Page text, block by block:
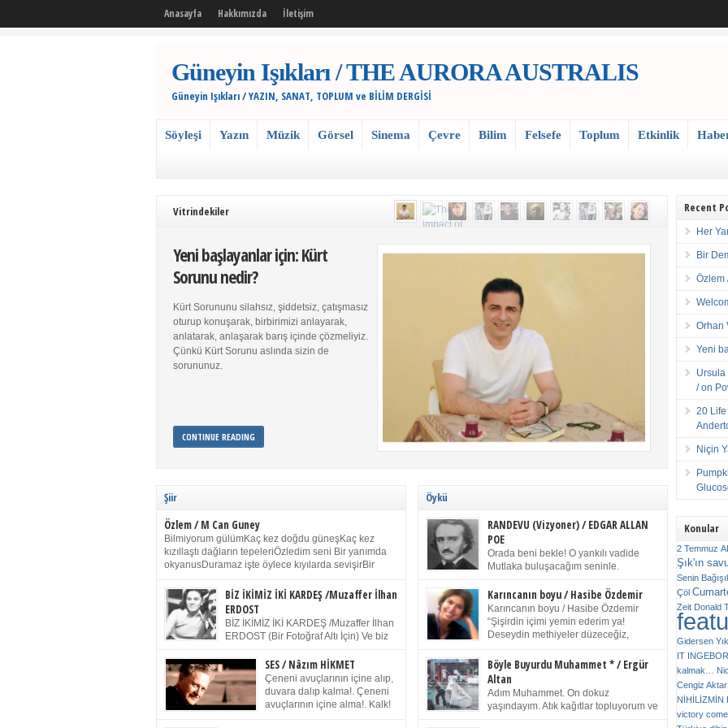
Anasayfa Hakkımızda İletişim
Güneyin Işıkları / THE AURORA AUSTRALIS
Güneyin Işıkları / YAZIN, SANAT, TOPLUM ve BİLİM DERGİSİ
Söyleşi Yazın Müzik Görsel Sinema Çevre Bilim Felsefe Toplum Etkinlik
Vitrindekiler
Yeni başlayanlar için: Kürt
Sorunu nedir?
Kürt Sorununu silahsız, şiddetsiz, çatışmasız
oturup konuşarak, birbirimizi anlayarak,
anlatarak, anlaşarak barış içinde çözmeliyiz.
Çünkü Kürt Sorunu aslında sizin de
sorununuz.
CONTINUE READING
Şiir
Özlem / M Can Guney
Bilmiyorum gülümKaç kez doğdu güneşKaç kez
kızıllaştı dağların tepeleriÖzledim seni Bir yanımda
okyanusDuramaz işte öylece kıyılarda sevişirBir
dururSokulur yalnızlığıma kokun olur Gözlerim bir
buruk gülümsemeDudağımda buğusu
öpüşlerinGeceler boyuÖzledim seni 2004 Haziran
Sydney / Toplumsal Kaynak / Memduh Güney
BİZ İKİMİZ İKİ KARDEŞ /Muzaffer İlhan
ERDOST
BİZ İKİMİZ İKİ KARDEŞ /Muzaffer İlhan
ERDOST (Bir Fotoğraf Altı İçin) Ve biz
Duracağız Fotoğrafımızda durduğumuz gibi Benim
ellerimde kelepçe Yüzümde yapay bir gülüş
(Kelepçeyi yadırgamanın gülüşü belki İlk kez olduğu
için Sonra alıştım Ve unuttum sonra kelepçeyi
SES / Nâzım HİKMET
Çeneni avuçlarının içine alıp,
duvara dalıp kalma!. Çeneni
avuçlarının içine alma!. Kalk!
Öykü
RANDEVU (Vizyoner) / EDGAR ALLAN
POE
Orada beni bekle! O yankılı vadide
Mutlaka buluşacağım seninle.
karısının ölümü üstüne yazdığı ağıt.) Talihsiz ve
gizemli adam! – Sen ki kendi hayal gücünün
parlaklığıyla afalladın, gençliğinin alevleri arasına
düştün! Hayalimde seni tekrar görüyorum! Bir kez
olduğun gibi değil soğuk vadide ve gölgelerin […]
Karıncanın boyu / Hasibe Özdemir
Karıncanın boyu / Hasibe Özdemir
“Şişirdin içimi yemin ederim ya!
Deseydin methiyeler düzeceğiz,
titriyor. “Sana gel demedim kızım.” diyorum sakince.
“Takıldın peşime madem, ne duyarsan
katlanacaksın.” Bir sigara yakıyor. Başını yana yatırıp,
bezmiş annelerin yılgın bakışıyla süzüyor beni.
Kaşlarımı kaldırıp ona bakıyorum ben de. Pes ediyor.
Böyle Buyurdu Muhammet * / Ergür
Altan
Adım Muhammet. On dokuz
yaşındayım. Atık kağıtlar topluyorum ve
Recent
Her
Bir
Özlem
Orhan
Yeni
Ursula
/ on
20
Niçin
Konular
2 Temmuz
Şık'ın
Senin
Çöl
Zeit Donald
Gidersen
IT
kalmak…
Cengiz Aktar
NİHİLİZMİN
victory